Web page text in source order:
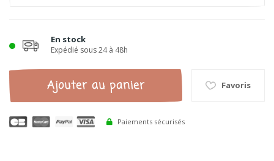
En stock
Expédié sous 24 à 48h
Ajouter au panier Favoris
Paiements sécurisés